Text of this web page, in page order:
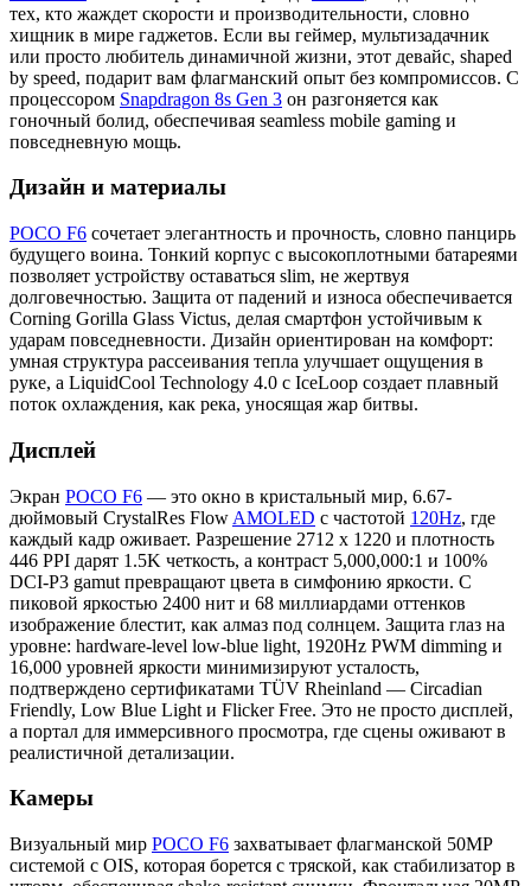
тех, кто жаждет скорости и производительности, словно
хищник в мире гаджетов. Если вы геймер, мультизадачник
или просто любитель динамичной жизни, этот девайс, shaped
by speed, подарит вам флагманский опыт без компромиссов. С
процессором Snapdragon 8s Gen 3 он разгоняется как
гоночный болид, обеспечивая seamless mobile gaming и
повседневную мощь.
Дизайн и материалы
POCO F6 сочетает элегантность и прочность, словно панцирь
будущего воина. Тонкий корпус с высокоплотными батареями
позволяет устройству оставаться slim, не жертвуя
долговечностью. Защита от падений и износа обеспечивается
Corning Gorilla Glass Victus, делая смартфон устойчивым к
ударам повседневности. Дизайн ориентирован на комфорт:
умная структура рассеивания тепла улучшает ощущения в
руке, а LiquidCool Technology 4.0 с IceLoop создает плавный
поток охлаждения, как река, уносящая жар битвы.
Дисплей
Экран POCO F6 — это окно в кристальный мир, 6.67-
дюймовый CrystalRes Flow AMOLED с частотой 120Hz, где
каждый кадр оживает. Разрешение 2712 x 1220 и плотность
446 PPI дарят 1.5K четкость, а контраст 5,000,000:1 и 100%
DCI-P3 gamut превращают цвета в симфонию яркости. С
пиковой яркостью 2400 нит и 68 миллиардами оттенков
изображение блестит, как алмаз под солнцем. Защита глаз на
уровне: hardware-level low-blue light, 1920Hz PWM dimming и
16,000 уровней яркости минимизируют усталость,
подтверждено сертификатами TÜV Rheinland — Circadian
Friendly, Low Blue Light и Flicker Free. Это не просто дисплей,
а портал для иммерсивного просмотра, где сцены оживают в
реалистичной детализации.
Камеры
Визуальный мир POCO F6 захватывает флагманской 50MP
системой с OIS, которая борется с тряской, как стабилизатор в